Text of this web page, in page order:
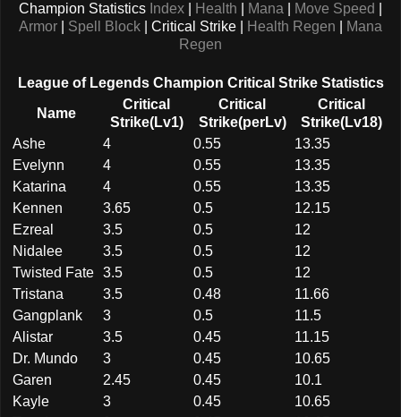
Champion Statistics Index Health Mana Move Speed
Armor
Spell Block | Critical Strike | Health Regen
Mana
Regen
League of Legends Champion Critical Strike Statistics
Name
Critical
Strike(Lv1)
Critical
Strike(perLv)
Critical
Strike(Lv18)
Ashe
4 0.55
13.35
Evelynn
4 0.55
13.35
Katarina
4 0.55
13.35
Kennen
3.65 0.5
12.15
Ezreal
3.5 0.5
12
Nidalee
3.5 0.5
12
Twisted Fate 3.5 0.5
12
Tristana
3.5 0.48
11.66
Gangplank
3 0.5
11.5
Alistar
3.5 0.45
11.15
Dr. Mundo
3 0.45
10.65
Garen
2.45 0.45
10.1
Kayle
3 0.45
10.65